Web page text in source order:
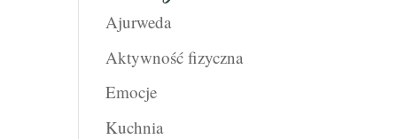
Ajurweda
Aktywność fizyczna
Emocje
Kuchnia